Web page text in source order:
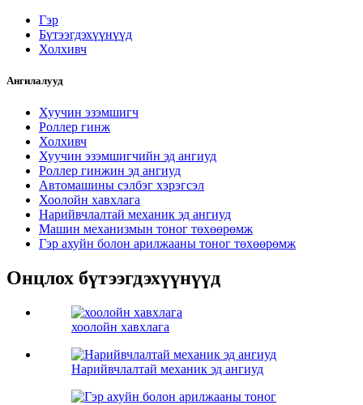
Гэр
Бүтээгдэхүүнүүд
Холхивч
Ангилалууд
Хуучин эзэмшигч
Роллер гинж
Холхивч
Хуучин эзэмшигчийн эд ангиуд
Роллер гинжин эд ангиуд
Автомашины сэлбэг хэрэгсэл
Хоолойн хавхлага
Нарийвчлалтай механик эд ангиуд
Машин механизмын тоног төхөөрөмж
Гэр ахуйн болон арилжааны тоног төхөөрөмж
Онцлох бүтээгдэхүүнүүд
хоолойн хавхлага
Нарийвчлалтай механик эд ангиуд